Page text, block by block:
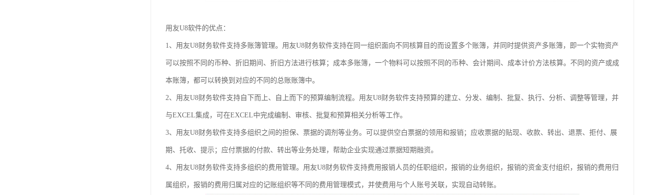
用友U8软件的优点：
1、用友U8财务软件支持多账簿管理。用友U8财务软件支持在同一组织面向不同核算目的而设置多个账簿，并同时提供资产多账簿，即一个实物资产
可以按照不同的币种、折旧期间、折旧方法进行核算；成本多账簿，一个物料可以按照不同的币种、会计期间、成本计价方法核算。不同的资产或成
本账簿，都可以转换到对应的不同的总账账簿中。
2、用友U8财务软件支持自下而上、自上而下的预算编制流程。用友U8财务软件支持预算的建立、分发、编制、批复、执行、分析、调整等管理，并
与EXCEL集成，可在EXCEL中完成编制、审核、批复和预算相关分析等工作。
3、用友U8财务软件支持多组织之间的担保、票据的调剂等业务。可以提供空白票据的领用和报销；应收票据的贴现、收款、转出、退票、拒付、展
期、托收、提示；应付票据的付款、转出等业务处理，帮助企业实现通过票据短期融资。
4、用友U8财务软件支持多组织的费用管理。用友U8财务软件支持费用报销人员的任职组织，报销的业务组织，报销的资金支付组织，报销的费用归
属组织，报销的费用归属对应的记账组织等不同的费用管理模式，并使费用与个人账号关联，实现自动转账。